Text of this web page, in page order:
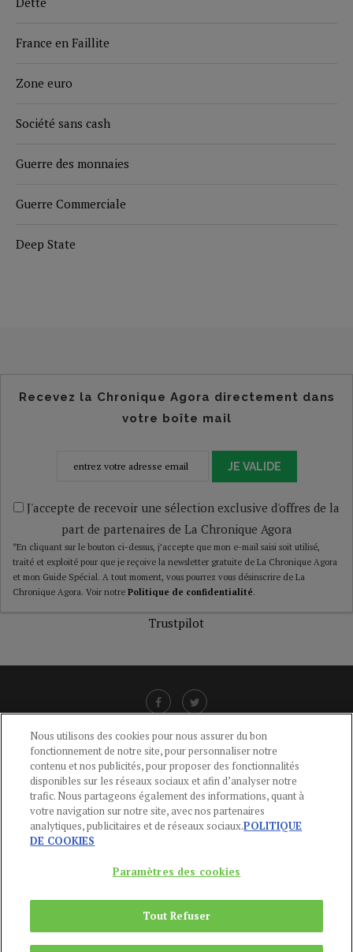
France en Faillite
Zone euro
Société sans cash
Guerre des monnaies
Guerre Commerciale
Deep State
Recevez la Chronique Agora directement dans
votre boîte mail
JE VALIDE
J'accepte de recevoir une sélection exclusive d'offres de la
part de partenaires de La Chronique Agora
*En cliquant sur le bouton ci-dessus, j’accepte que mon e-mail saisi soit utilisé,
traité et exploité pour que je reçoive la newsletter gratuite de La Chronique Agora
et mon Guide Spécial. A tout moment, vous pourrez vous désinscrire de La
Chronique Agora. Voir notre Politique de confidentialité.
Trustpilot
LIENS UTILES
CGU-POLITIQUE DE CONFIDENTIALITÉ -POLITIQUE DES COOKIES
MENTIONS LÉGALES -AIDE
CONTACT
Du Lundi au Vendredi, 9h-13h et 14h-17h
Copyright © 2024Publications Agora
Nous utilisons des cookies pour nous assurer du bon
fonctionnement de notre site, pour personnaliser notre
contenu et nos publicités, pour proposer des fonctionnalités
disponibles sur les réseaux sociaux et afin d’analyser notre
trafic. Nous partageons également des informations, quant à
votre navigation sur notre site, avec nos partenaires
analytiques, publicitaires et de réseaux sociaux.POLITIQUE
DE COOKIES
Paramètres des cookies
Tout Refuser